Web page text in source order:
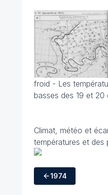
froid - Les
basses des 19 et 20
Climat, météo et
températures et des
1974